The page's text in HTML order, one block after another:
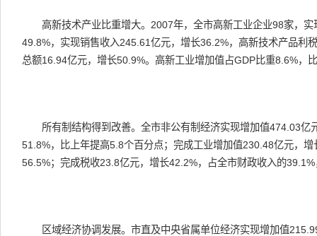
高新技术产业比重增大。2007年，全市高新工业企业98家，实
49.8%，实现销售收入245.61亿元，增长36.2%，高新技术产品利
总额16.94亿元，增长50.9%。高新工业增加值占GDP比重8.6%，
所有制结构得到改善。全市非公有制经济实现增加值474.03亿
51.8%，比上年提高5.8个百分点；完成工业增加值230.48亿元，
56.5%；完成税收23.8亿元，增长42.2%，占全市财政收入的
区域经济协调发展。市直及中央省属单位经济实现增加值